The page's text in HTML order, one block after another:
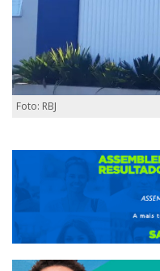
Foto: RBJ